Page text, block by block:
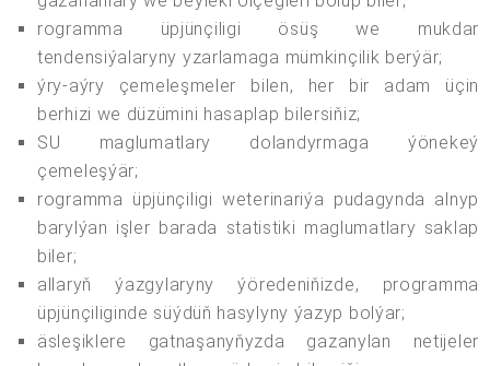
rogramma üpjünçiligi ösüş we mukdar
tendensiýalaryny yzarlamaga mümkinçilik berýär;
ýry-aýry çemeleşmeler bilen, her bir adam üçin
berhizi we düzümini hasaplap bilersiňiz;
SU maglumatlary dolandyrmaga ýönekeý
çemeleşýär;
rogramma üpjünçiligi weterinariýa pudagynda alnyp
barylýan işler barada statistiki maglumatlary saklap
biler;
allaryň ýazgylaryny ýöredeniňizde, programma
üpjünçiliginde süýdüň hasylyny ýazyp bolýar;
äsleşiklere gatnaşanyňyzda gazanylan netijeler